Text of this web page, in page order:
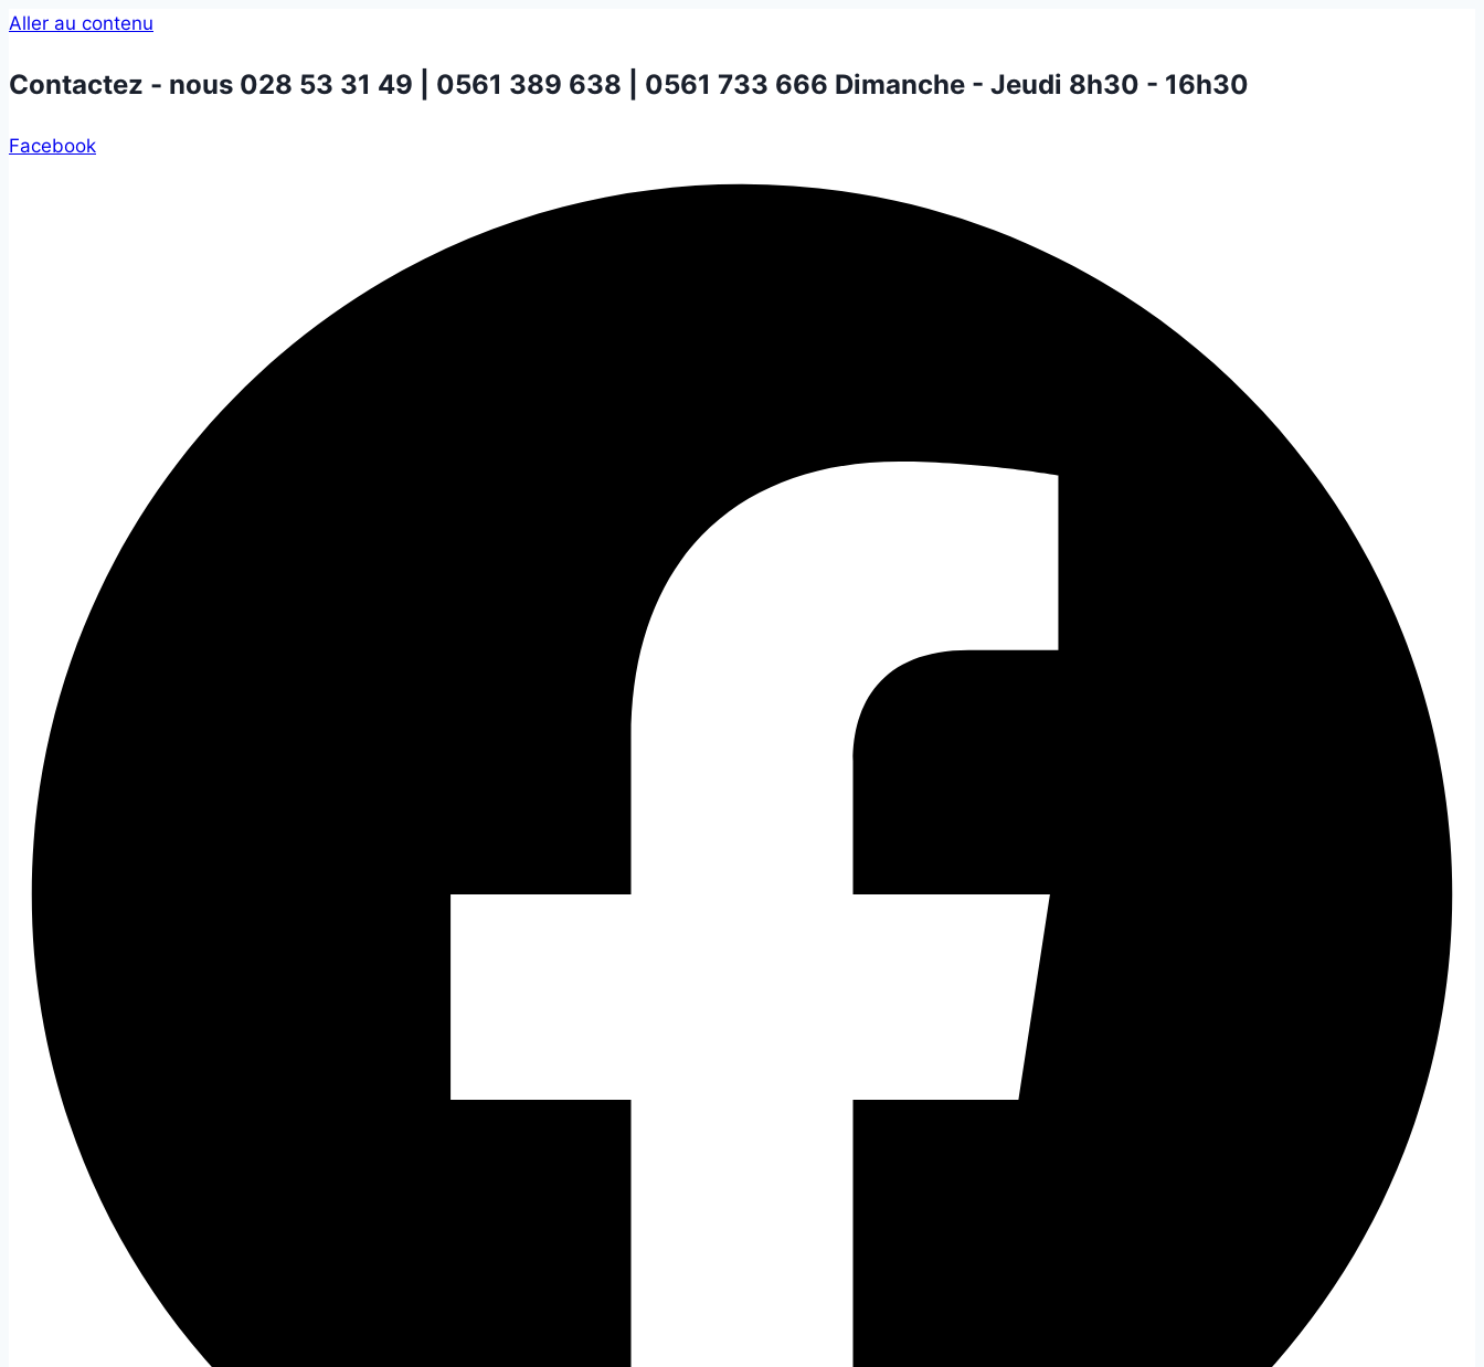
Aller au contenu
Contactez - nous 028 53 31 49 | 0561 389 638 | 0561 733 666 Dimanche - Jeudi 8h30 - 16h30
Facebook